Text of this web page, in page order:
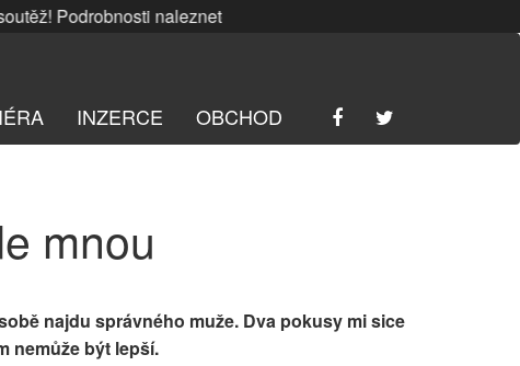
Podrobnosti nalezneteZDE
INZERCE OBCHOD
mnou
najdu správného muže. Dva pokusy mi sice
nemůže být lepší.